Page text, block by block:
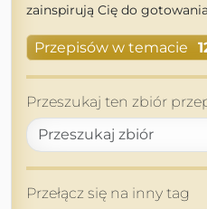
zainspirują Cię do
Przepisów w temacie
Przeszukaj ten zbiór
Przełącz się na inny tag